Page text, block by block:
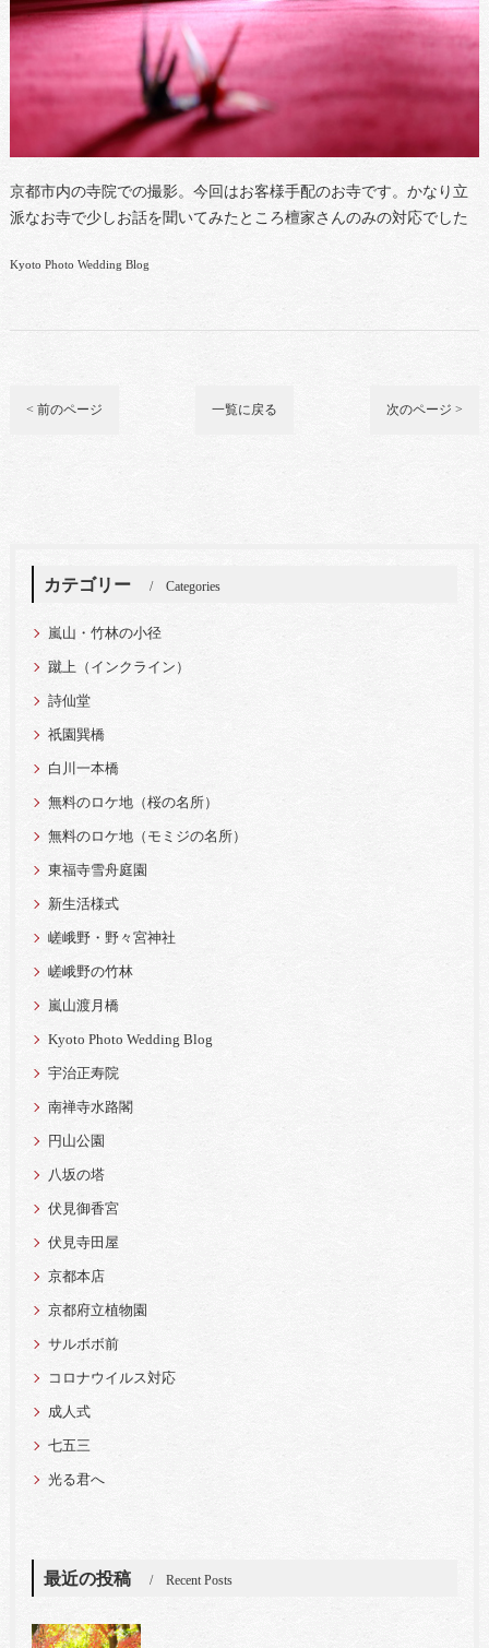
京都市内の寺院での撮影。今回はお客様手配のお寺です。かなり立
派なお寺で少しお話を聞いてみたところ檀家さんのみの対応でした
Kyoto Photo Wedding Blog
< 前のページ 一覧に戻る 次のページ >
カテゴリー Categories
嵐山・竹林の小径
蹴上（インクライン）
詩仙堂
祇園巽橋
白川一本橋
無料のロケ地（桜の名所）
無料のロケ地（モミジの名所）
東福寺雪舟庭園
新生活様式
嵯峨野・野々宮神社
嵯峨野の竹林
嵐山渡月橋
Kyoto Photo Wedding Blog
宇治正寿院
南禅寺水路閣
円山公園
八坂の塔
伏見御香宮
伏見寺田屋
京都本店
京都府立植物園
サルボボ前
コロナウイルス対応
成人式
七五三
光る君へ
最近の投稿 Recent Posts